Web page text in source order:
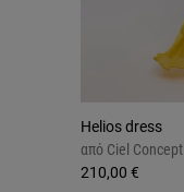
Helios dress
από Ciel Concept
210,00 €